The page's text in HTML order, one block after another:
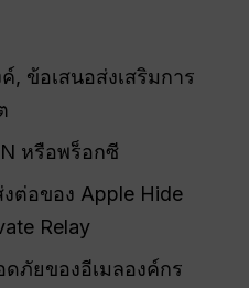
, ข้อเสนอส่งเสริมการ
หรือพร็อกซี
ต่อของ Apple Hide
Relay
ภัยของอีเมลองค์กร